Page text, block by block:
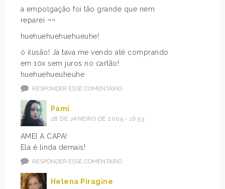
a empolgação foi tão grande que nem
reparei ¬¬
huehuehuehuehueuhe!
ó ilusão! Já tava me vendo até comprando
em 10x sem juros no cartão!
huehuehueuheuhe
RESPONDER ESSE COMENTÁRIO
Pami
28 DE JANEIRO DE 2009 - 16:53
AMEI A CAPA!
Ela é linda demais!
RESPONDER ESSE COMENTÁRIO
Helena Piragine